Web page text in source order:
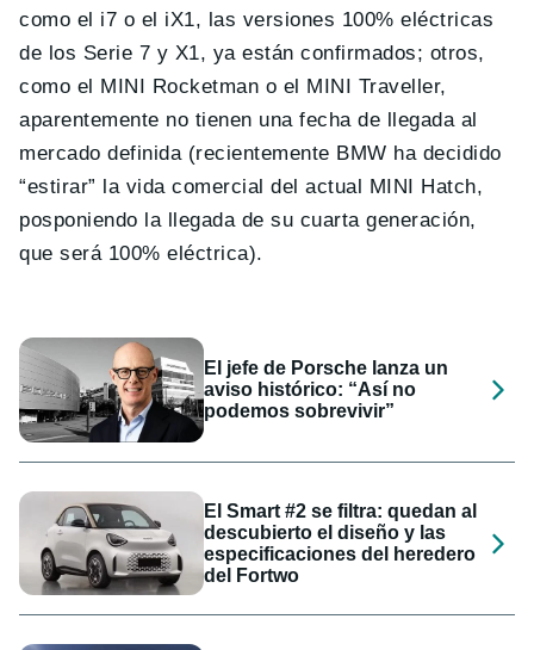
como el i7 o el iX1, las versiones 100% eléctricas
de los Serie 7 y X1, ya están confirmados; otros,
como el MINI Rocketman o el MINI Traveller,
aparentemente no tienen una fecha de llegada al
mercado definida (recientemente BMW ha decidido
“estirar” la vida comercial del actual MINI Hatch,
posponiendo la llegada de su cuarta generación,
que será 100% eléctrica).
El jefe de Porsche lanza un
aviso histórico: “Así no
podemos sobrevivir”
El Smart #2 se filtra: quedan al
descubierto el diseño y las
especificaciones del heredero
del Fortwo